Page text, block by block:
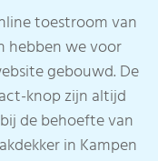
toestroom van
hebben we voor
gebouwd. De
knop zijn altijd
de behoefte van
in Kampen